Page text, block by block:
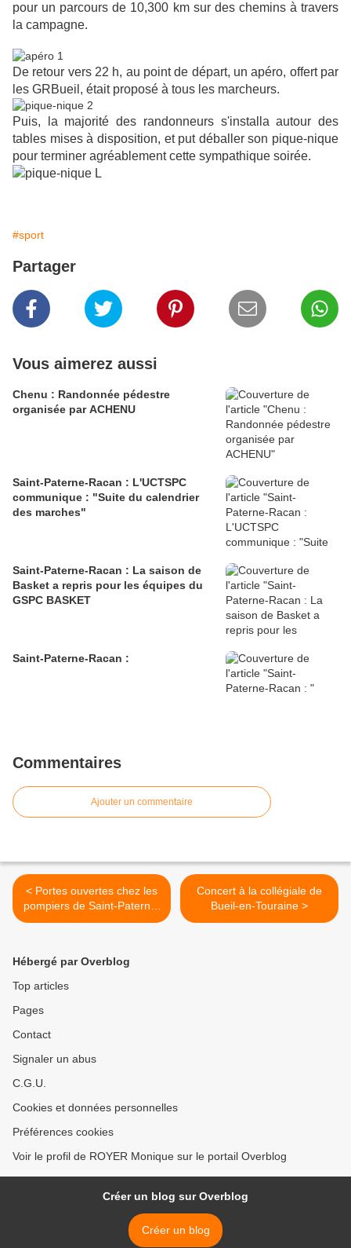
pour un parcours de 10,300 km sur des chemins à travers
la campagne.
De retour vers 22 h, au point de départ, un apéro, offert par
les GRBueil, était proposé à tous les marcheurs.
Puis, la majorité des randonneurs s'installa autour des
tables mises à disposition, et put déballer son pique-nique
pour terminer agréablement cette sympathique soirée.
#sport
Partager
Vous aimerez aussi
Chenu : Randonnée pédestre
organisée par ACHENU
Saint-Paterne-Racan : L'UCTSPC
communique : "Suite du calendrier
des marches"
Saint-Paterne-Racan : La saison de
Basket a repris pour les équipes du
GSPC BASKET
Saint-Paterne-Racan :
Commentaires
Ajouter un commentaire
< Portes ouvertes chez les
pompiers de Saint-Paterne-
Racan
Concert à la collégiale de
Bueil-en-Touraine >
Hébergé par Overblog
Top articles
Pages
Contact
Signaler un abus
C.G.U.
Cookies et données personnelles
Préférences cookies
Voir le profil de ROYER Monique sur le portail Overblog
Créer un blog sur Overblog
Créer un blog